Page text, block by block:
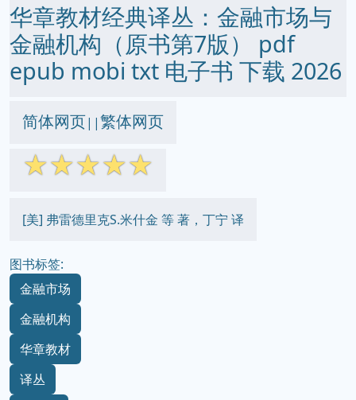
华章教材经典译丛：金融市场与
金融机构（原书第7版） pdf
epub mobi txt 电子书 下载 2026
简体网页||繁体网页
☆☆☆☆☆
[美] 弗雷德里克S.米什金 等 著，丁宁 译
图书标签:
金融市场
金融机构
华章教材
译丛